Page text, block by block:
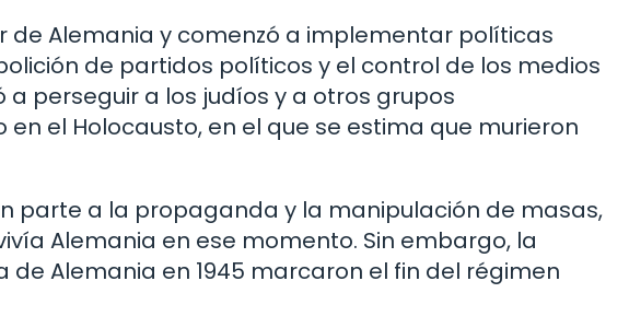
de Alemania y comenzó a implementar políticas
de partidos políticos y el control de los medios
perseguir a los judíos y a otros grupos
el Holocausto, en el que se estima que murieron
parte a la propaganda y la manipulación de masas,
Alemania en ese momento. Sin embargo, la
de Alemania en 1945 marcaron el fin del régimen